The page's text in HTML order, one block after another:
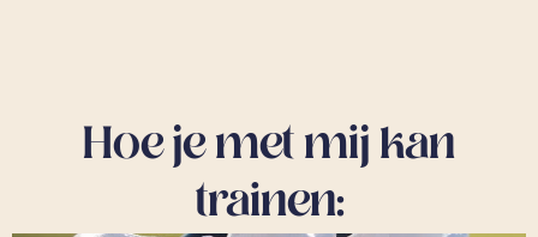
Hoe je met mij kan
trainen: